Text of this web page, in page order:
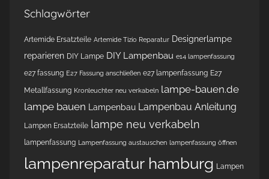
Schlagwörter
Artemide Ersatzteile Artemide Tizio Reparatur Designerlampe
reparieren DIY Lampe DIY Lampenbau e14 lampenfassung
e27 fassung E27 Fassung anschließen e27 lampenfassung E27
Metallfassung Kronleuchter neu verkabeln lampe-bauen.de
lampe bauen
Lampenbau Lampenbau Anleitung
Lampen Ersatzteile lampe neu verkabeln
lampenfassung Lampenfassung austauschen lampenfassung öffnen
lampenreparatur hamburg Lampen